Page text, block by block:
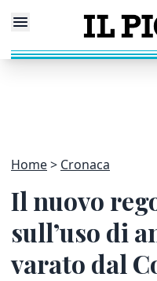
Home Cronaca
Il nuovo
sull’uso di
varato dal